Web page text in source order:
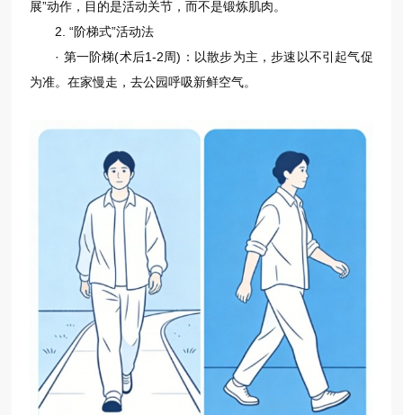
展”动作，目的是活动关节，而不是锻炼肌肉。
2. “阶梯式”活动法
· 第一阶梯(术后1-2周)：以散步为主，步速以不引起气促
为准。在家慢走，去公园呼吸新鲜空气。